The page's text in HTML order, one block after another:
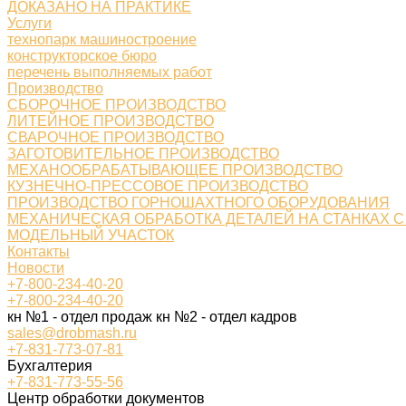
ДОКАЗАНО НА ПРАКТИКЕ
Услуги
технопарк машиностроение
конструкторское бюро
перечень выполняемых работ
Производство
СБОРОЧНОЕ ПРОИЗВОДСТВО
ЛИТЕЙНОЕ ПРОИЗВОДСТВО
СВАРОЧНОЕ ПРОИЗВОДСТВО
ЗАГОТОВИТЕЛЬНОЕ ПРОИЗВОДСТВО
МЕХАНООБРАБАТЫВАЮЩЕЕ ПРОИЗВОДСТВО
КУЗНЕЧНО-ПРЕССОВОЕ ПРОИЗВОДСТВО
ПРОИЗВОДСТВО ГОРНОШАХТНОГО ОБОРУДОВАНИЯ
МЕХАНИЧЕСКАЯ ОБРАБОТКА ДЕТАЛЕЙ НА СТАНКАХ
МОДЕЛЬНЫЙ УЧАСТОК
Контакты
Новости
+7-800-234-40-20
+7-800-234-40-20
кн №1 - отдел продаж кн №2 - отдел кадров
sales@drobmash.ru
+7-831-773-07-81
Бухгалтерия
+7-831-773-55-56
Центр обработки документов